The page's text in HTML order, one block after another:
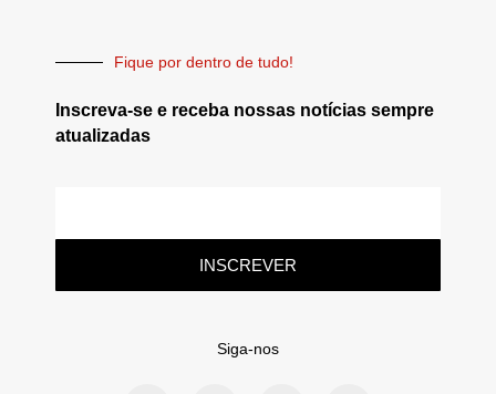
Fique por dentro de tudo!
Inscreva-se e receba nossas notícias sempre
atualizadas
INSCREVER
Siga-nos